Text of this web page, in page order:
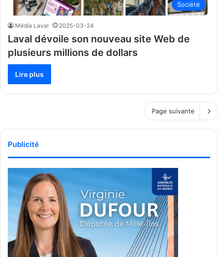
Société
Média Laval 2025-03-24
Laval dévoile son nouveau site Web de
plusieurs millions de dollars
Lire plus
Page suivante
Publicité